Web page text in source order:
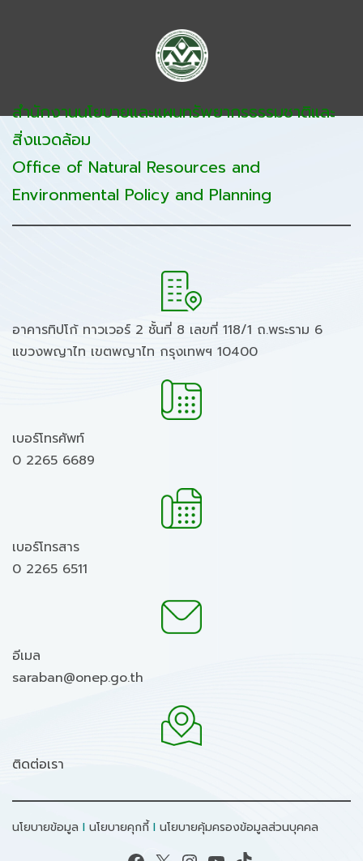
สำนักงานนโยบายและแผนทรัพยากรธรรมชาติและ
สิ่งแวดล้อม
Office of Natural Resources and
Environmental Policy and Planning
อาคารทิปโก้ ทาวเวอร์ 2 ชั้นที่ 8 เลขที่ 118/1 ถ.พระราม 6
แขวงพญาไท เขตพญาไท กรุงเทพฯ 10400
เบอร์โทรศัพท์
0 2265 6689
เบอร์โทรสาร
0 2265 6511
อีเมล
saraban@onep.go.th
ติดต่อเรา
นโยบายข้อมูล I นโยบายคุกกี้ I นโยบายคุ้มครองข้อมูลส่วนบุคคล